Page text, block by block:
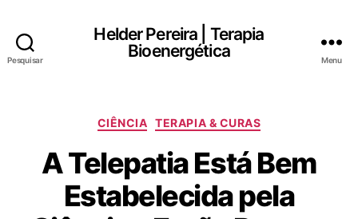
Pesquisar
Helder Pereira | Terapia
Bioenergética
Menu
Categorias
CIÊNCIA TERAPIA & CURAS
A Telepatia Está Bem
Estabelecida pela